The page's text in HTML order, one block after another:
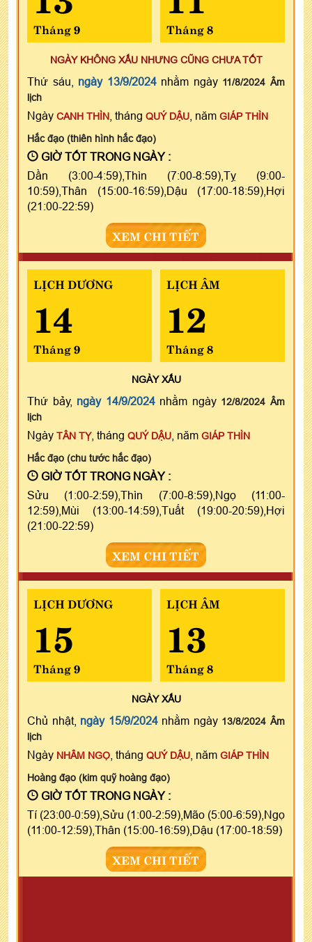
Tháng 9 Tháng 8
NGÀY KHÔNG XẤU NHƯNG CŨNG CHƯA TỐT
Thứ sáu, ngày 13/9/2024nhằm ngày 11/8/2024 Âm
lịch
Ngày CANH THÌN , tháng QUÝ DẬU , năm GIÁP THÌN
Hắc đạo (thiên hình hắc đạo)
GIỜ TỐT TRONG NGÀY :
Dần (3:00-4:59),Thìn (7:00-8:59),Tỵ (9:00-
10:59),Thân (15:00-16:59),Dậu (17:00-18:59),Hợi
(21:00-22:59)
XEM CHI TIẾT
LỊCH DƯƠNG
14
Tháng 9
LỊCH ÂM
12
Tháng 8
NGÀYXẤU
Thứ bảy, ngày 14/9/2024nhằm ngày 12/8/2024 Âm
lịch
Ngày TÂN TỴ, tháng QUÝ DẬU , năm GIÁP THÌN
Hắc đạo (chu tước hắc đạo)
GIỜ TỐT TRONG NGÀY :
Sửu (1:00-2:59),Thìn (7:00-8:59),Ngọ (11:00-
12:59),Mùi (13:00-14:59),Tuất (19:00-20:59),Hợi
(21:00-22:59)
XEM CHI TIẾT
LỊCH DƯƠNG
15
Tháng 9
LỊCH ÂM
13
Tháng 8
NGÀYXẤU
Chủ nhật, ngày 15/9/2024nhằm ngày 13/8/2024 Âm
lịch
Ngày NHÂM NGỌ , tháng QUÝ DẬU , năm GIÁP THÌN
Hoàng đạo (kim quỹ hoàng đạo)
GIỜ TỐT TRONG NGÀY :
Tí (23:00-0:59),Sửu (1:00-2:59),Mão (5:00-6:59),Ngọ
(11:00-12:59),Thân (15:00-16:59),Dậu (17:00-18:59)
XEM CHI TIẾT